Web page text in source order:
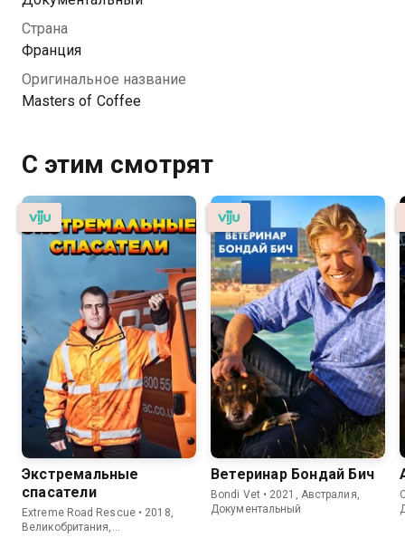
Страна
Франция
Оригинальное название
Masters of Coffee
С этим смотрят
Экстремальные
спасатели
Extreme Road Rescue • 2018,
Великобритания,
Ветеринар Бондай Бич
Bondi Vet • 2021, Австралия,
Документальный